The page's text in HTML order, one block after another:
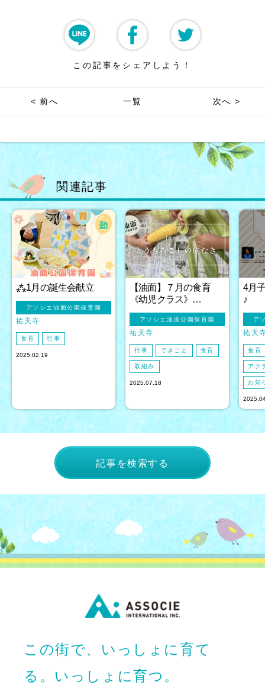
この記事をシェアしよう！
< 前へ 一覧 次へ >
関連記事
⁂1月の誕生会献立
アソシエ油面公園保育園
祐天寺
食育 行事
2025.02.19
【油面】７月の食育
《幼児クラス》…
アソシエ油面公園保育園
祐天寺
行事 できごと 食育
取組み
2025.07.18
4月
♪
ア
祐天
食育
アク
お知
記事を検索する
この街で、いっしょに育て
る。いっしょに育つ。